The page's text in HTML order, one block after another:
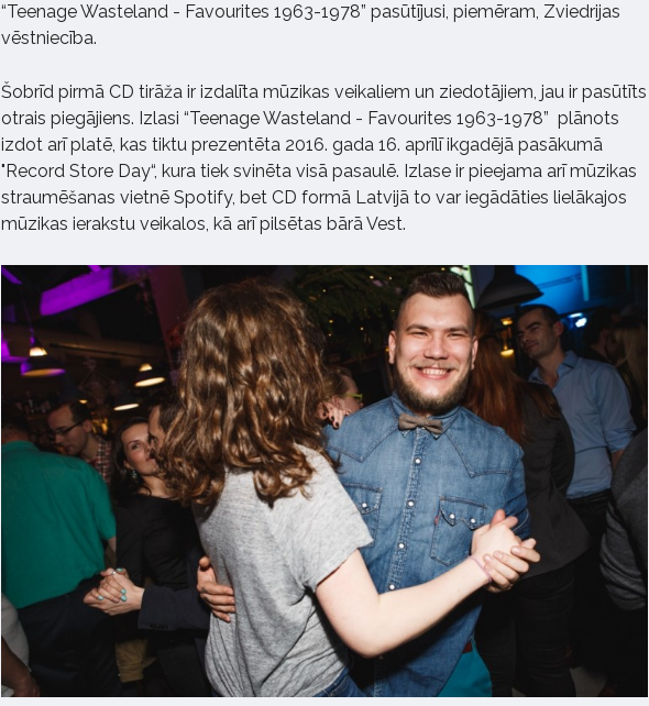
“Teenage Wasteland - Favourites 1963-1978” pasūtījusi, piemēram, Zviedrijas
vēstniecība.
Šobrīd pirmā CD tirāža ir izdalīta mūzikas veikaliem un ziedotājiem, jau ir pasūtīts
otrais piegājiens. Izlasi “Teenage Wasteland - Favourites 1963-1978” plānots
izdot arī platē, kas tiktu prezentēta 2016. gada 16. aprīlī ikgadējā pasākumā
"Record Store Day“, kura tiek svinēta visā pasaulē. Izlase ir pieejama arī mūzikas
straumēšanas vietnē Spotify, bet CD formā Latvijā to var iegādāties lielākajos
mūzikas ierakstu veikalos, kā arī pilsētas bārā Vest.